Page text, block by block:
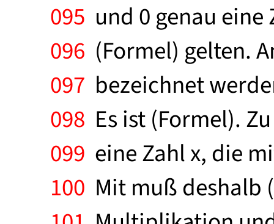
095 und 0 genau
096 (Formel) gelten.
097 bezeichnet
098 Es ist (Formel).
099 eine Zahl x, die
100 Mit muß deshalb